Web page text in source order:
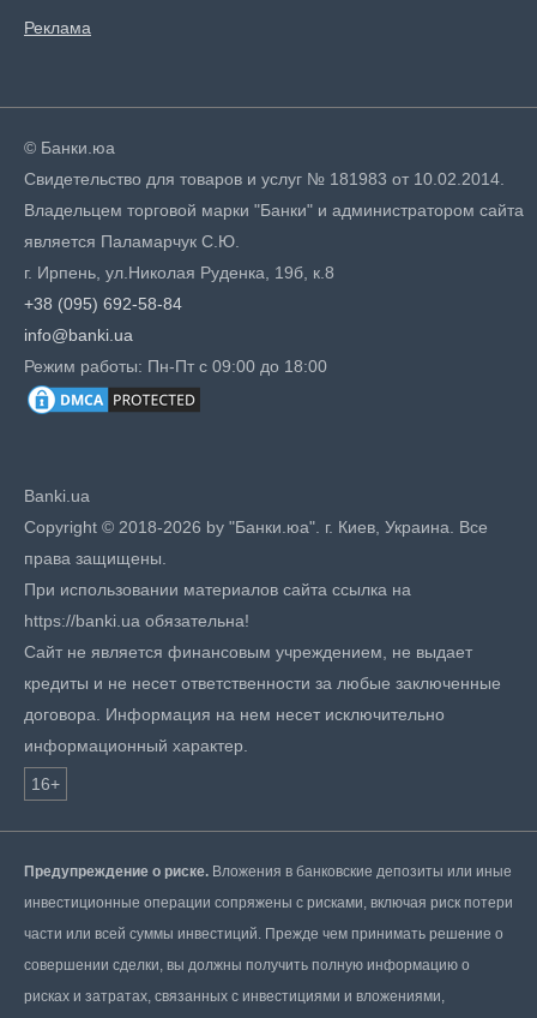
Реклама
© Банки.юа
Свидетельство для товаров и услуг № 181983 от 10.02.2014.
Владельцем торговой марки "Банки" и администратором сайта
является Паламарчук С.Ю.
г. Ирпень, ул.Николая Руденка, 19б, к.8
+38 (095) 692-58-84
info@banki.ua
Режим работы: Пн-Пт с 09:00 до 18:00
Banki.ua
Copyright © 2018-2026 by "Банки.юа". г. Киев, Украина. Все
права защищены.
При использовании материалов сайта ссылка на
https://banki.ua обязательна!
Сайт не является финансовым учреждением, не выдает
кредиты и не несет ответственности за любые заключенные
договора. Информация на нем несет исключительно
информационный характер.
16+
Предупреждение о риске. Вложения в банковские депозиты или иные
инвестиционные операции сопряжены с рисками, включая риск потери
части или всей суммы инвестиций. Прежде чем принимать решение о
совершении сделки, вы должны получить полную информацию о
рисках и затратах, связанных с инвестициями и вложениями,